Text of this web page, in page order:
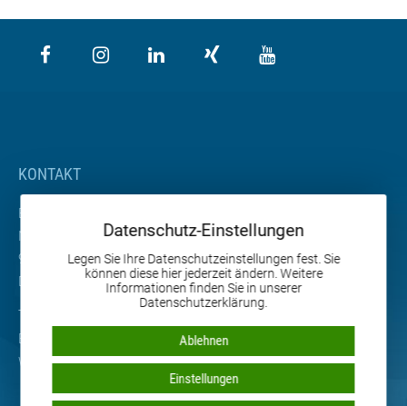
KONTAKT
BETA Maschinenbau GmbH & Co. KG
Nordhäuser Straße 2
99765 Heringen
Deutschland
Tel. +49 36333 666-0
Email
Web
www.beta-mb.de
Datenschutz-Einstellungen
Legen Sie Ihre Datenschutzeinstellungen fest. Sie
können diese hier jederzeit ändern. Weitere
Informationen finden Sie in unserer
Datenschutzerklärung.
Ablehnen
Einstellungen